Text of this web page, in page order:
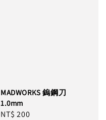
MADWORKS 鎢鋼刀
1.0mm
Regular
NT$ 200